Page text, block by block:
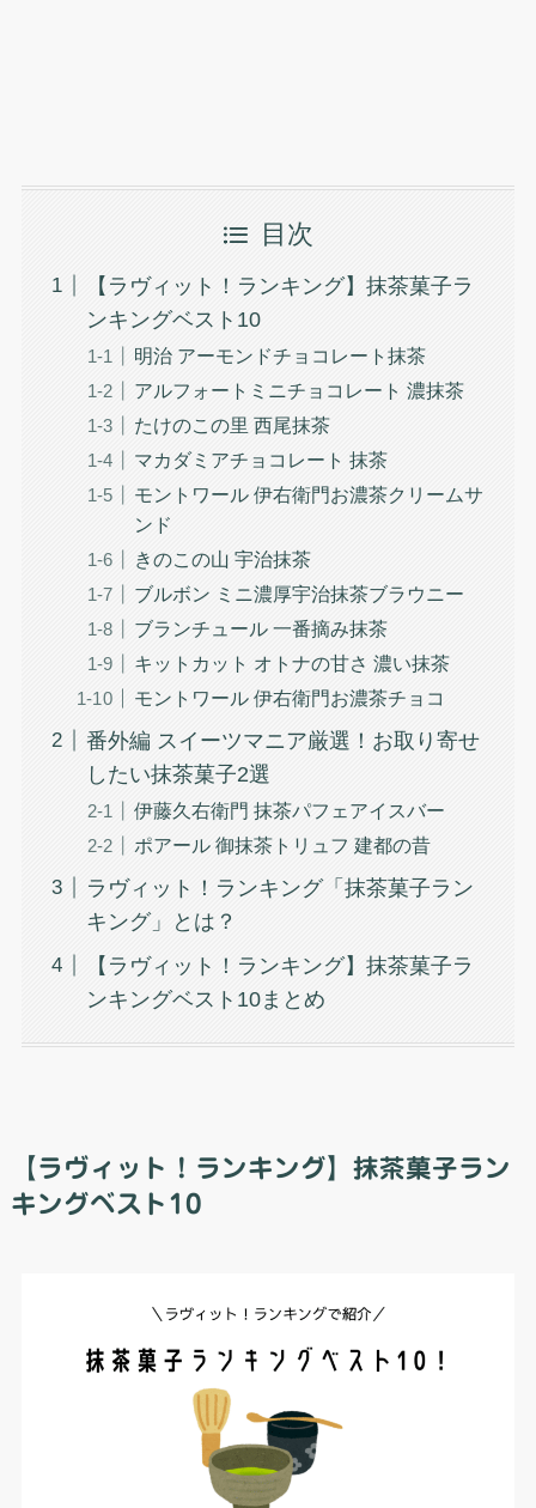
目次
【ラヴィット！ランキング】抹茶菓子ラ
ンキングベスト10
明治 アーモンドチョコレート抹茶
アルフォートミニチョコレート 濃抹茶
たけのこの里 西尾抹茶
マカダミアチョコレート 抹茶
モントワール 伊右衛門お濃茶クリームサ
ンド
きのこの山 宇治抹茶
ブルボン ミニ濃厚宇治抹茶ブラウニー
ブランチュール 一番摘み抹茶
キットカット オトナの甘さ 濃い抹茶
モントワール 伊右衛門お濃茶チョコ
番外編 スイーツマニア厳選！お取り寄せ
したい抹茶菓子2選
伊藤久右衛門 抹茶パフェアイスバー
ポアール 御抹茶トリュフ 建都の昔
ラヴィット！ランキング「抹茶菓子ラン
キング」とは？
【ラヴィット！ランキング】抹茶菓子ラ
ンキングベスト10まとめ
【ラヴィット！ランキング】抹茶菓子ラン
キングベスト10